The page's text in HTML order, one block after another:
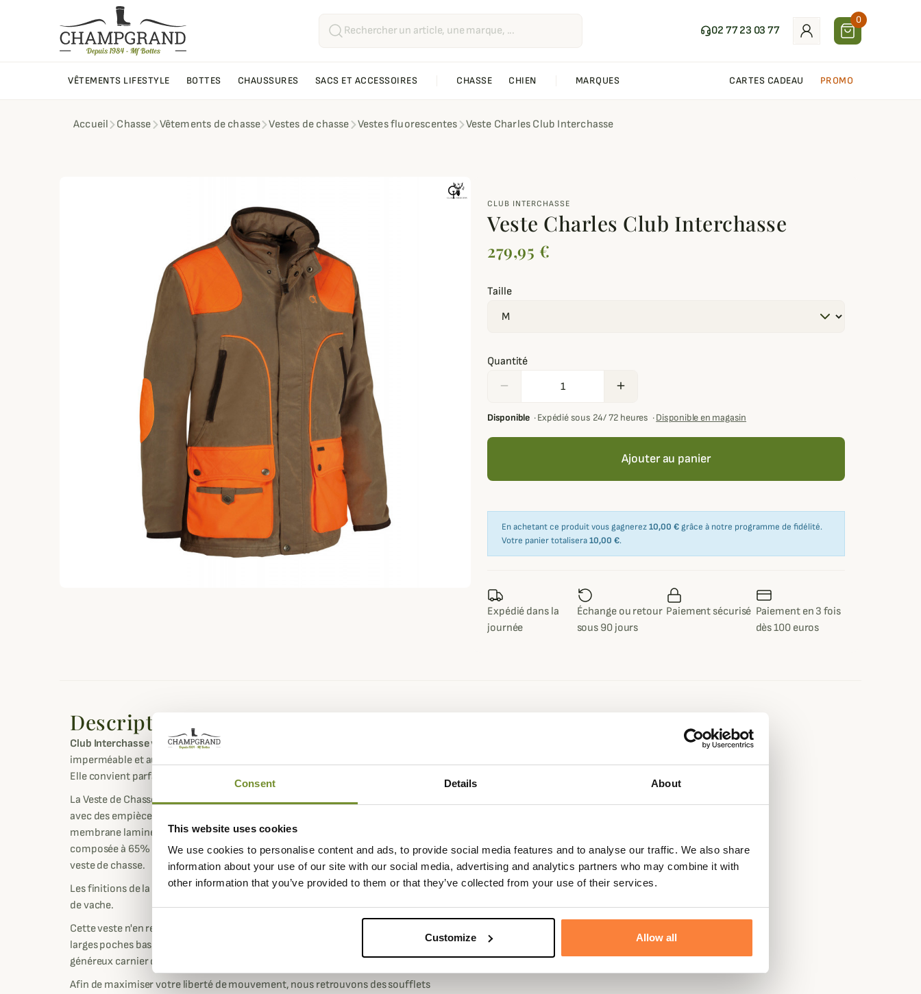
Consent Details About
This website uses cookies
We use cookies to personalise content and ads, to provide social media features and to analyse our traffic. We also share
information about your use of our site with our social media, advertising and analytics partners who may combine it with
other information that you’ve provided to them or that they’ve collected from your use of their services.
Customize Allow all
02 77 23 03 77
0
VÊTEMENTS LIFESTYLE BOTTES CHAUSSURES SACS ET ACCESSOIRES CHASSE CHIEN MARQUES CARTES CADEAU PROMO
Accueil Chasse Vêtements de chasse Vestes de chasse Vestes fluorescentes Veste Charles Club Interchasse
CLUB INTERCHASSE
Veste Charles Club Interchasse
279,95 €
Taille
Quantité
remove add
Disponible ·Expédié sous 24/ 72 heures ·Disponible en magasin
Ajouter au panier
En achetant ce produit vous gagnerez10,00 € grâce à notre programme de fidélité.
Votre panier totalisera10,00 €.
Expédié dans la
journée
Échange ou retour
sous 90 jours
Paiement sécurisé Paiement en 3 fois
dès 100 euros
Description
Club Interchassevous propose sa Veste de Chasse Charles très confortable,
imperméable et aux couture étanchées, respirante au au toucher peau de pêche.
Elle convient parfaitement pour une chasse de mi-saison.
La Veste de Chasse Charles, composée à 60% de polyester et 40% de polyamide
avec des empiècements orange en Hicount Tricot en polyester est très légère. Sa
membrane laminée est imperméable et respirante. Sa doublure quant à elle est
composée à 65% de polyester et à 35% de coton optimisant la respirabilité de la
veste de chasse.
Les finitions de la Veste Charles sont très soignées avec un col et des finitions en cuir
de vache.
Cette veste n'en reste pas moins pratique avec ses poches repose-mains, deux
larges poches basses, trois poches intérieures dont une poche portable ainsi qu'un
généreux carnier dans le dos.
Afin de maximiser votre liberté de mouvement, nous retrouvons des soufflets